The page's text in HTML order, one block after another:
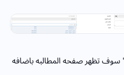
تظهر صفحه المطالبه باضافه